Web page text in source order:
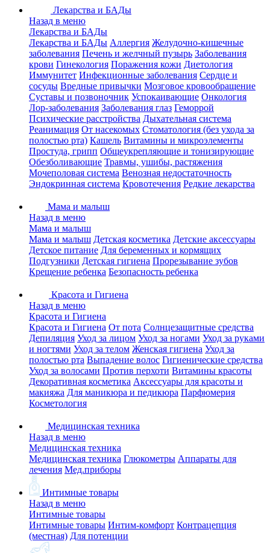
Лекарства и БАДы
Назад в меню
Лекарства и БАДы
Лекарства и БАДы Аллергия Желудочно-кишечные
заболевания Печень и желчный пузырь Заболевания
крови Гинекология Поражения кожи Диетология
Иммунитет Инфекционные заболевания Сердце и
сосуды Вредные привычки Мозговое кровообращение
Суставы и позвоночник Успокаивающие Онкология
Лор-заболевания Заболевания глаз Геморрой
Психические расстройства Дыхательная система
Реанимация От насекомых Стоматология (без ухода за
полостью рта) Кашель Витамины и микроэлементы
Простуда, грипп Общеукрепляющие и тонизирующие
Обезболивающие Травмы, ушибы, растяжения
Мочеполовая система Венозная недостаточность
Эндокринная система Кровотечения Редкие лекарства
Мама и малыш
Назад в меню
Мама и малыш
Мама и малыш Детская косметика Детские аксессуары
Детское питание Для беременных и кормящих
Подгузники Детская гигиена Прорезывание зубов
Крещение ребенка Безопасность ребенка
Красота и Гигиена
Назад в меню
Красота и Гигиена
Красота и Гигиена От пота Солнцезащитные средства
Депиляция Уход за лицом Уход за ногами Уход за руками
и ногтями Уход за телом Женская гигиена Уход за
полостью рта Выпадение волос Гигиенические средства
Уход за волосами Против перхоти Витамины красоты
Декоративная косметика Аксессуары для красоты и
макияжа Для маникюра и педикюра Парфюмерия
Косметология
Медицинская техника
Назад в меню
Медицинская техника
Медицинская техника Глюкометры Аппараты для
лечения Мед.приборы
Интимные товары
Назад в меню
Интимные товары
Интимные товары Интим-комфорт Контрацепция
(местная) Для потенции